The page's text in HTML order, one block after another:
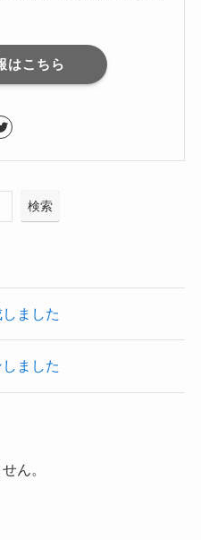
はこちら
検索
ました
ました
ん。